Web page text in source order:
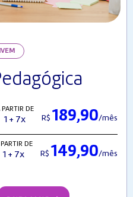
PARTIR DE
1 + 7x R$ 189,90/mês
DE
1 + 7x R$ 149,90/mês